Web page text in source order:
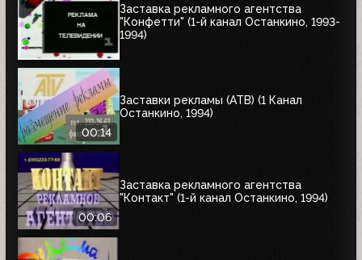
Заставка рекламного агентства
"Конфетти" (1-й канал Останкино, 1993-
1994)
00:14
Заставки рекламы (АТВ) (1 Канал
Останкино, 1994)
00:06
Заставка рекламного агентства
"Контакт" (1-й канал Останкино, 1994)